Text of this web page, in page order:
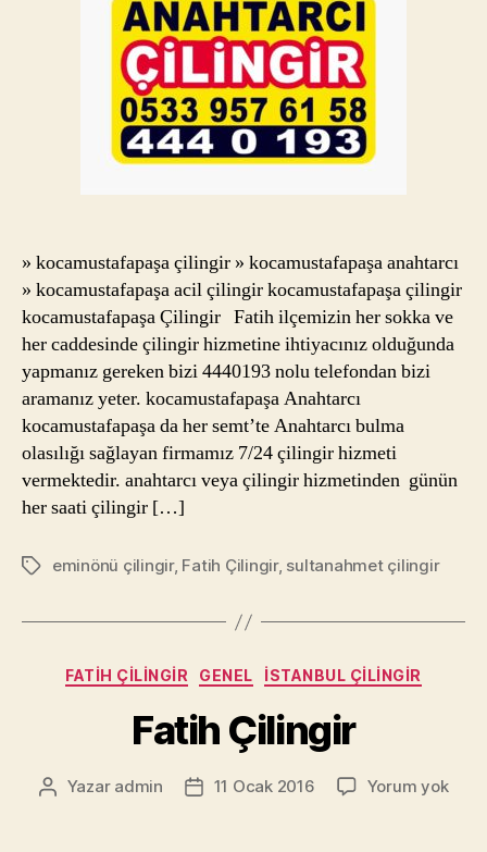
» kocamustafapaşa çilingir » kocamustafapaşa anahtarcı
» kocamustafapaşa acil çilingir kocamustafapaşa çilingir
kocamustafapaşa Çilingir Fatih ilçemizin her sokka ve
her caddesinde çilingir hizmetine ihtiyacınız olduğunda
yapmanız gereken bizi 4440193 nolu telefondan bizi
aramanız yeter. kocamustafapaşa Anahtarcı
kocamustafapaşa da her semt’te Anahtarcı bulma
olasılığı sağlayan firmamız 7/24 çilingir hizmeti
vermektedir. anahtarcı veya çilingir hizmetinden günün
her saati çilingir […]
Etiketlereminönü çilingir, Fatih Çilingir, sultanahmet çilingir
Kategoriler
FATIH ÇILINGIR GENEL İSTANBUL ÇILINGIR
Fatih Çilingir
Yazının
Yazar admin
Yazı11 Ocak 2016 Yorum yokFatih